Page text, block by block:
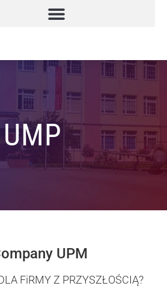
UMP
UPM
FiRMY Z PRZYSZŁOŚCIĄ?